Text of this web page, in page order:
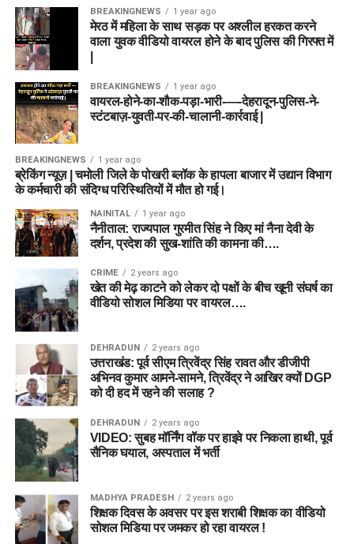
BREAKINGNEWS 1 year ago
मेरठ में महिला के साथ सड़क पर अश्लील हरकत करने
वाला युवक वीडियो वायरल होने के बाद पुलिस की गिरफ्त में
BREAKINGNEWS 1 year ago
वायरल-होने-का-शौक-पड़ा-भारी-—-देहरादून-पुलिस-ने-
स्टंटबाज़-युवती-पर-की-चालानी-कार्रवाई |
BREAKINGNEWS 1 year ago
ब्रेकिंग न्यूज़ | चमोली जिले के पोखरी ब्लॉक के हापला बाजार में उद्यान विभाग
के कर्मचारी की संदिग्ध परिस्थितियों में मौत हो गई।
NAINITAL 1 year ago
नैनीताल: राज्यपाल गुरमीत सिंह ने किए मां नैना देवी के
दर्शन, प्रदेश की सुख-शांति की कामना की….
CRIME 2 years ago
खेत की मेढ़ काटने को लेकर दो पक्षों के बीच खूनी संघर्ष का
वीडियो सोशल मिडिया पर वायरल….
DEHRADUN 2 years ago
उत्तराखंड: पूर्व सीएम त्रिवेंद्र सिंह रावत और डीजीपी
अभिनव कुमार आमने-सामने, त्रिवेंद्र ने आखिर क्यों DGP
को दी हद में रहने की सलाह ?
DEHRADUN 2 years ago
VIDEO: सुबह मॉर्निंग वॉक पर हाइवे पर निकला हाथी, पूर्व
सैनिक घयाल, अस्पताल में भर्ती
MADHYA PRADESH 2 years ago
शिक्षक दिवस के अवसर पर इस शराबी शिक्षक का वीडियो
सोशल मिडिया पर जमकर हो रहा वायरल !